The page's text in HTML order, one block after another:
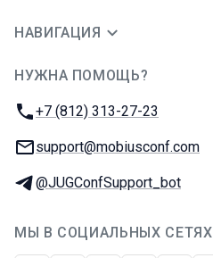
НАВИГАЦИЯ
НУЖНА ПОМОЩЬ?
Телефон:
+7 (812) 313-27-23
E-mail:
support@mobiusconf.com
Телеграм:
@JUGConfSupport_bot
МЫ В СОЦИАЛЬНЫХ СЕТЯХ